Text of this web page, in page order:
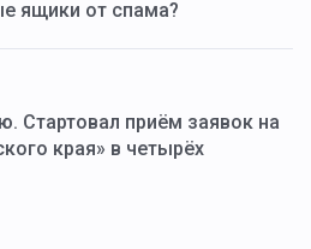
ящики от спама?
Стартовал приём заявок на
края» в четырёх